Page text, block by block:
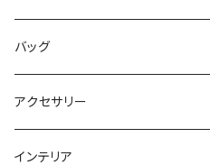
ハーフウォレット
コインケース
ペンケース
シャグポーチ
携帯灰皿
バッグ
ウエストバッグ
アクセサリー
ヘアアクセサリー
インテリア